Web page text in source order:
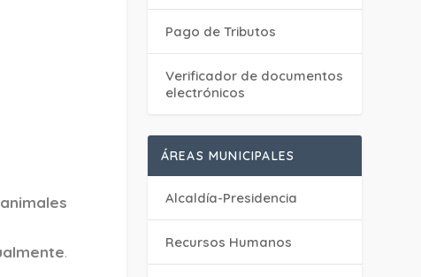
.
Pago de Tributos
Verificador de documentos
electrónicos
ÁREAS MUNICIPALES
Alcaldía-Presidencia
Recursos Humanos